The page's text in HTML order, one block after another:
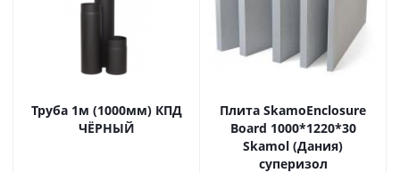
Труба 1м (1000мм) КПД
ЧЁРНЫЙ
Плита SkamoEnclosure
Board 1000*1220*30
Skamol (Дания)
суперизол